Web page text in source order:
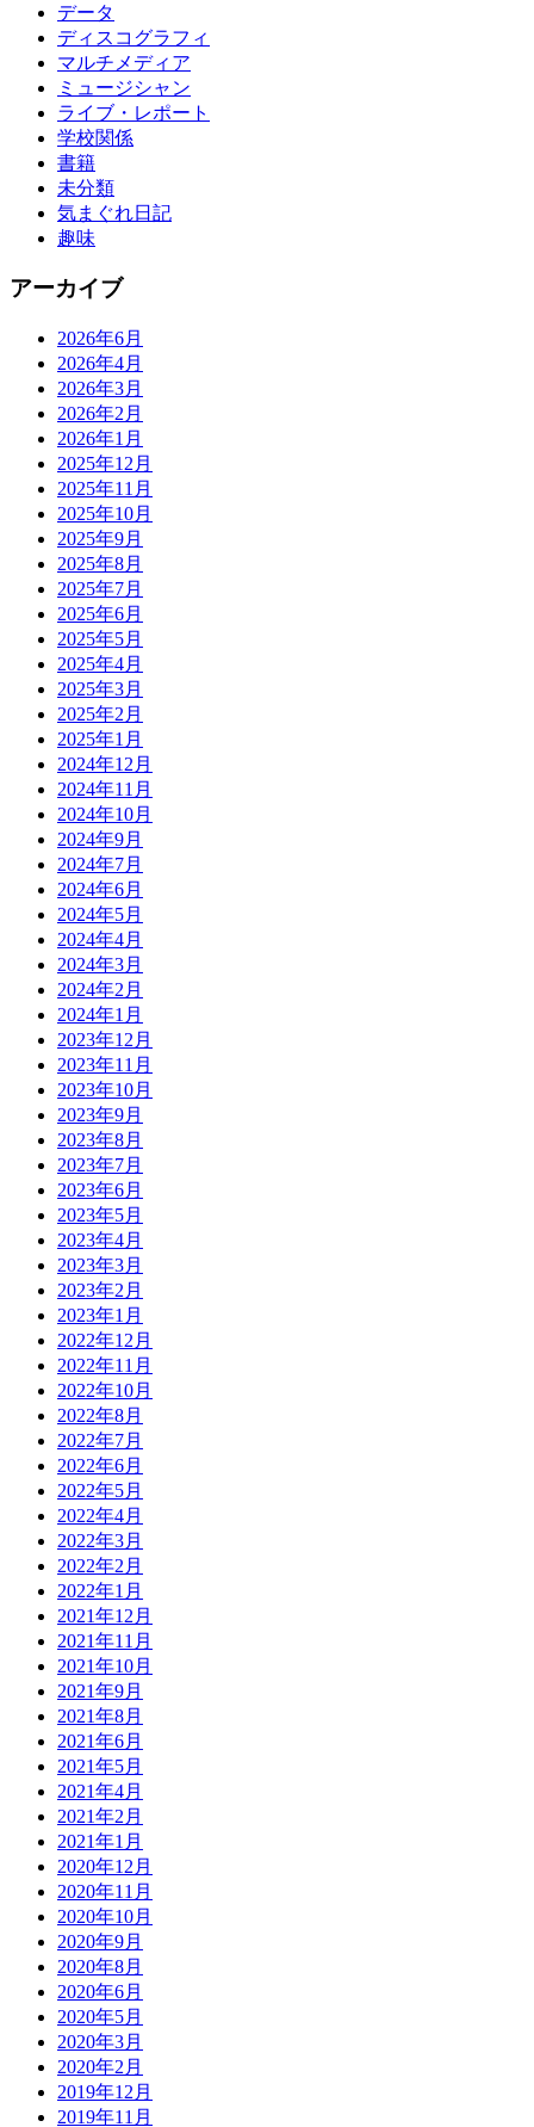
データ
ディスコグラフィ
マルチメディア
ミュージシャン
ライブ・レポート
学校関係
書籍
未分類
気まぐれ日記
趣味
アーカイブ
2026年6月
2026年4月
2026年3月
2026年2月
2026年1月
2025年12月
2025年11月
2025年10月
2025年9月
2025年8月
2025年7月
2025年6月
2025年5月
2025年4月
2025年3月
2025年2月
2025年1月
2024年12月
2024年11月
2024年10月
2024年9月
2024年7月
2024年6月
2024年5月
2024年4月
2024年3月
2024年2月
2024年1月
2023年12月
2023年11月
2023年10月
2023年9月
2023年8月
2023年7月
2023年6月
2023年5月
2023年4月
2023年3月
2023年2月
2023年1月
2022年12月
2022年11月
2022年10月
2022年8月
2022年7月
2022年6月
2022年5月
2022年4月
2022年3月
2022年2月
2022年1月
2021年12月
2021年11月
2021年10月
2021年9月
2021年8月
2021年6月
2021年5月
2021年4月
2021年2月
2021年1月
2020年12月
2020年11月
2020年10月
2020年9月
2020年8月
2020年6月
2020年5月
2020年3月
2020年2月
2019年12月
2019年11月